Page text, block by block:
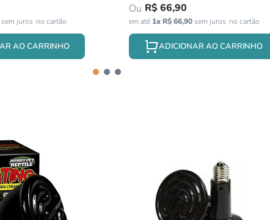
sem juros
AO CARRINHO
R$66,90
em até 1x R$ 66,90sem juros
ADICIONAR AO CARRINHO